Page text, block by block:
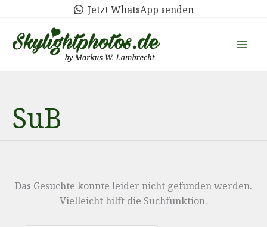
springen
Jetzt WhatsApp senden
SuB
Das Gesuchte konnte leider nicht gefunden werden.
Vielleicht hilft die Suchfunktion.